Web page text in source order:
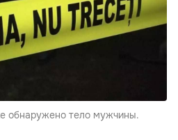
обнаружено тело мужчины.